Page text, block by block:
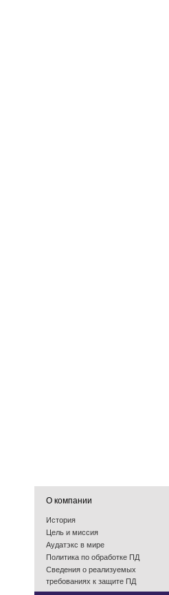
О компании
История
Цель и миссия
Аудатэкс в мире
Политика по обработке ПД
Cведения о реализуемых
требованиях к защите ПД